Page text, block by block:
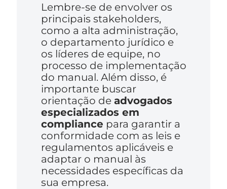
Lembre-se de envolver os
principais stakeholders,
como a alta administração,
o departamento jurídico e
os líderes de equipe, no
processo de implementação
do manual. Além disso, é
importante buscar
orientação de advogados
especializados em
compliance para garantir a
conformidade com as leis e
regulamentos aplicáveis e
adaptar o manual às
necessidades específicas da
sua empresa.